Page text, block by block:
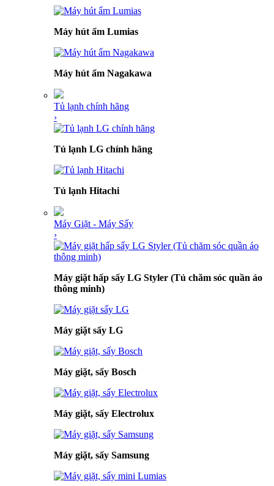
Máy hút ẩm Lumias
Máy hút ẩm Nagakawa
Tủ lạnh chính hãng
›
Tủ lạnh LG chính hãng
Tủ lạnh Hitachi
Máy Giặt - Máy Sấy
›
Máy giặt hấp sấy LG Styler (Tủ chăm sóc quần áo
thông minh)
Máy giặt sấy LG
Máy giặt, sấy Bosch
Máy giặt, sấy Electrolux
Máy giặt, sấy Samsung